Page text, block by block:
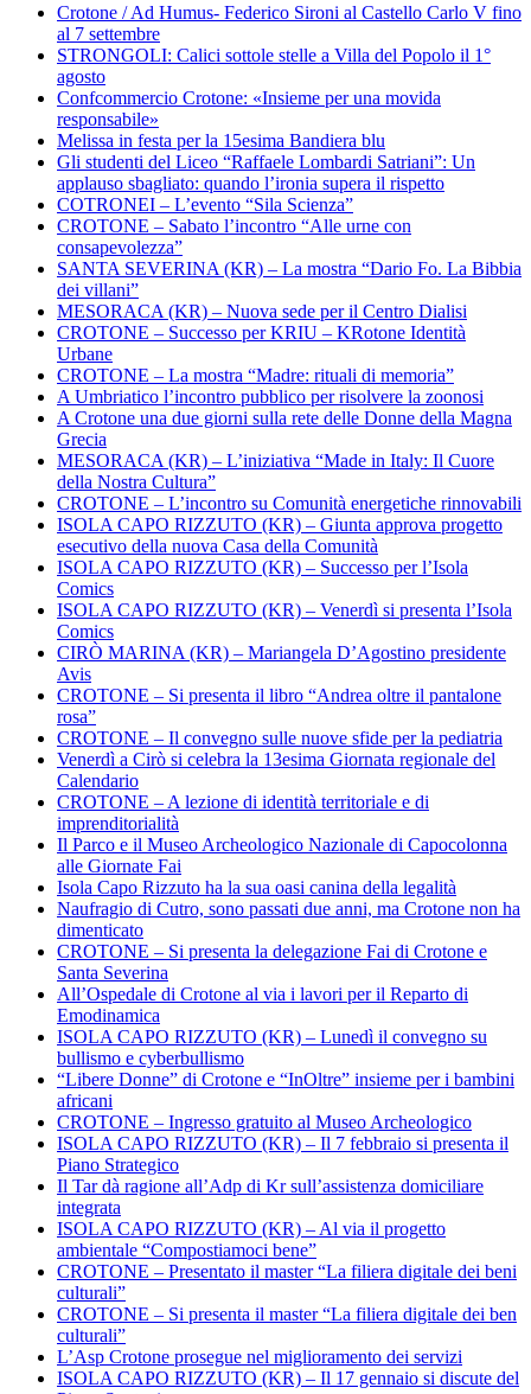
Crotone / Ad Humus- Federico Sironi al Castello Carlo V fino
al 7 settembre
STRONGOLI: Calici sottole stelle a Villa del Popolo il 1°
agosto
Confcommercio Crotone: «Insieme per una movida
responsabile»
Melissa in festa per la 15esima Bandiera blu
Gli studenti del Liceo “Raffaele Lombardi Satriani”: Un
applauso sbagliato: quando l’ironia supera il rispetto
COTRONEI – L’evento “Sila Scienza”
CROTONE – Sabato l’incontro “Alle urne con
consapevolezza”
SANTA SEVERINA (KR) – La mostra “Dario Fo. La Bibbia
dei villani”
MESORACA (KR) – Nuova sede per il Centro Dialisi
CROTONE – Successo per KRIU – KRotone Identità
Urbane
CROTONE – La mostra “Madre: rituali di memoria”
A Umbriatico l’incontro pubblico per risolvere la zoonosi
A Crotone una due giorni sulla rete delle Donne della Magna
Grecia
MESORACA (KR) – L’iniziativa “Made in Italy: Il Cuore
della Nostra Cultura”
CROTONE – L’incontro su Comunità energetiche rinnovabili
ISOLA CAPO RIZZUTO (KR) – Giunta approva progetto
esecutivo della nuova Casa della Comunità
ISOLA CAPO RIZZUTO (KR) – Successo per l’Isola
Comics
ISOLA CAPO RIZZUTO (KR) – Venerdì si presenta l’Isola
Comics
CIRÒ MARINA (KR) – Mariangela D’Agostino presidente
Avis
CROTONE – Si presenta il libro “Andrea oltre il pantalone
rosa”
CROTONE – Il convegno sulle nuove sfide per la pediatria
Venerdì a Cirò si celebra la 13esima Giornata regionale del
Calendario
CROTONE – A lezione di identità territoriale e di
imprenditorialità
Il Parco e il Museo Archeologico Nazionale di Capocolonna
alle Giornate Fai
Isola Capo Rizzuto ha la sua oasi canina della legalità
Naufragio di Cutro, sono passati due anni, ma Crotone non ha
dimenticato
CROTONE – Si presenta la delegazione Fai di Crotone e
Santa Severina
All’Ospedale di Crotone al via i lavori per il Reparto di
Emodinamica
ISOLA CAPO RIZZUTO (KR) – Lunedì il convegno su
bullismo e cyberbullismo
“Libere Donne” di Crotone e “InOltre” insieme per i bambini
africani
CROTONE – Ingresso gratuito al Museo Archeologico
ISOLA CAPO RIZZUTO (KR) – Il 7 febbraio si presenta il
Piano Strategico
Il Tar dà ragione all’Adp di Kr sull’assistenza domiciliare
integrata
ISOLA CAPO RIZZUTO (KR) – Al via il progetto
ambientale “Compostiamoci bene”
CROTONE – Presentato il master “La filiera digitale dei beni
culturali”
CROTONE – Si presenta il master “La filiera digitale dei ben
culturali”
L’Asp Crotone prosegue nel miglioramento dei servizi
ISOLA CAPO RIZZUTO (KR) – Il 17 gennaio si discute del